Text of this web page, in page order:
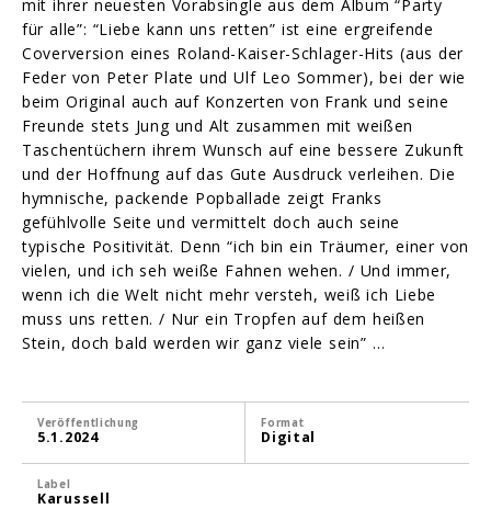
mit ihrer neuesten Vorabsingle aus dem Album “Party
für alle”: “Liebe kann uns retten” ist eine ergreifende
Coverversion eines Roland-Kaiser-Schlager-Hits (aus der
Feder von Peter Plate und Ulf Leo Sommer), bei der wie
beim Original auch auf Konzerten von Frank und seine
Freunde stets Jung und Alt zusammen mit weißen
Taschentüchern ihrem Wunsch auf eine bessere Zukunft
und der Hoffnung auf das Gute Ausdruck verleihen. Die
hymnische, packende Popballade zeigt Franks
gefühlvolle Seite und vermittelt doch auch seine
typische Positivität. Denn “ich bin ein Träumer, einer von
vielen, und ich seh weiße Fahnen wehen. / Und immer,
wenn ich die Welt nicht mehr versteh, weiß ich Liebe
muss uns retten. / Nur ein Tropfen auf dem heißen
Stein, doch bald werden wir ganz viele sein” …
Veröffentlichung
5.1.2024
Format
Digital
Label
Karussell